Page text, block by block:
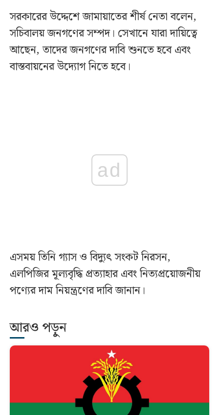
সরকারের উদ্দেশে জামায়াতের শীর্ষ নেতা বলেন,
সচিবালয় জনগণের সম্পদ। সেখানে যারা দায়িত্বে
আছেন, তাদের জনগণের দাবি শুনতে হবে এবং
বাস্তবায়নের উদ্যোগ নিতে হবে।
ad
এসময় তিনি গ্যাস ও বিদ্যুৎ সংকট নিরসন,
এলপিজির মূল্যবৃদ্ধি প্রত্যাহার এবং নিত্যপ্রয়োজনীয়
পণ্যের দাম নিয়ন্ত্রণের দাবি জানান।
আরও পড়ুন